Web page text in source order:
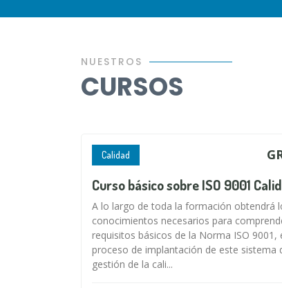
NUESTROS
CURSOS
Calidad
Curso básico sobre ISO 9001
A lo largo de toda la formación obtendrá
conocimientos necesarios para
requisitos básicos de la Norma ISO 9001,
proceso de implantación de este sistema
gestión de la cali...